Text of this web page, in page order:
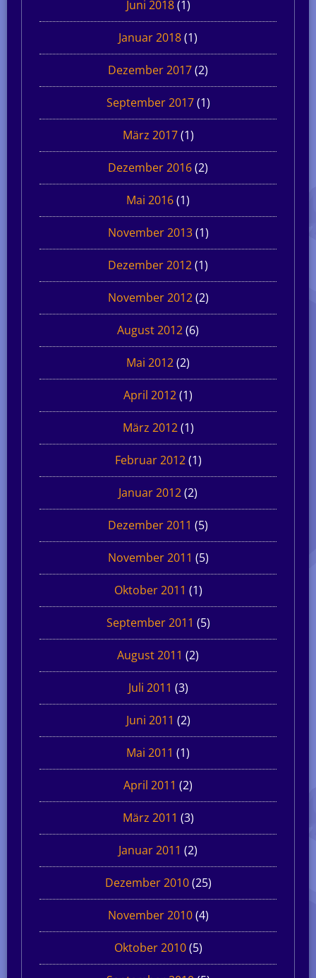
Juni 2018(1)
Januar 2018(1)
Dezember 2017(2)
September 2017(1)
März 2017(1)
Dezember 2016(2)
Mai 2016(1)
November 2013(1)
Dezember 2012(1)
November 2012(2)
August 2012(6)
Mai 2012(2)
April 2012(1)
März 2012(1)
Februar 2012(1)
Januar 2012(2)
Dezember 2011 (5)
November 2011 (5)
Oktober 2011 (1)
September 2011 (5)
August 2011 (2)
Juli 2011 (3)
Juni 2011 (2)
Mai 2011 (1)
April 2011 (2)
März 2011 (3)
Januar 2011 (2)
Dezember 2010(25)
November 2010(4)
Oktober 2010(5)